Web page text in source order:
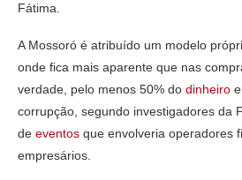
Fátima.
A Mossoró é atribuído um modelo
onde fica mais aparente que nas
verdade, pelo menos 50% do dinheiro
corrupção, segundo investigadores da
de eventos que envolveria operadores
empresários.